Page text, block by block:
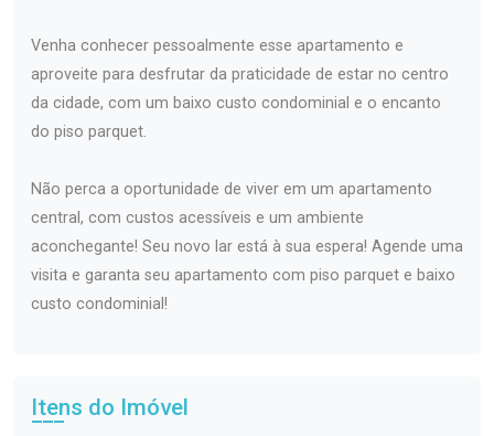
Venha conhecer pessoalmente esse apartamento e
aproveite para desfrutar da praticidade de estar no centro
da cidade, com um baixo custo condominial e o encanto
do piso parquet.
Não perca a oportunidade de viver em um apartamento
central, com custos acessíveis e um ambiente
aconchegante! Seu novo lar está à sua espera! Agende uma
visita e garanta seu apartamento com piso parquet e baixo
custo condominial!
Itens do Imóvel